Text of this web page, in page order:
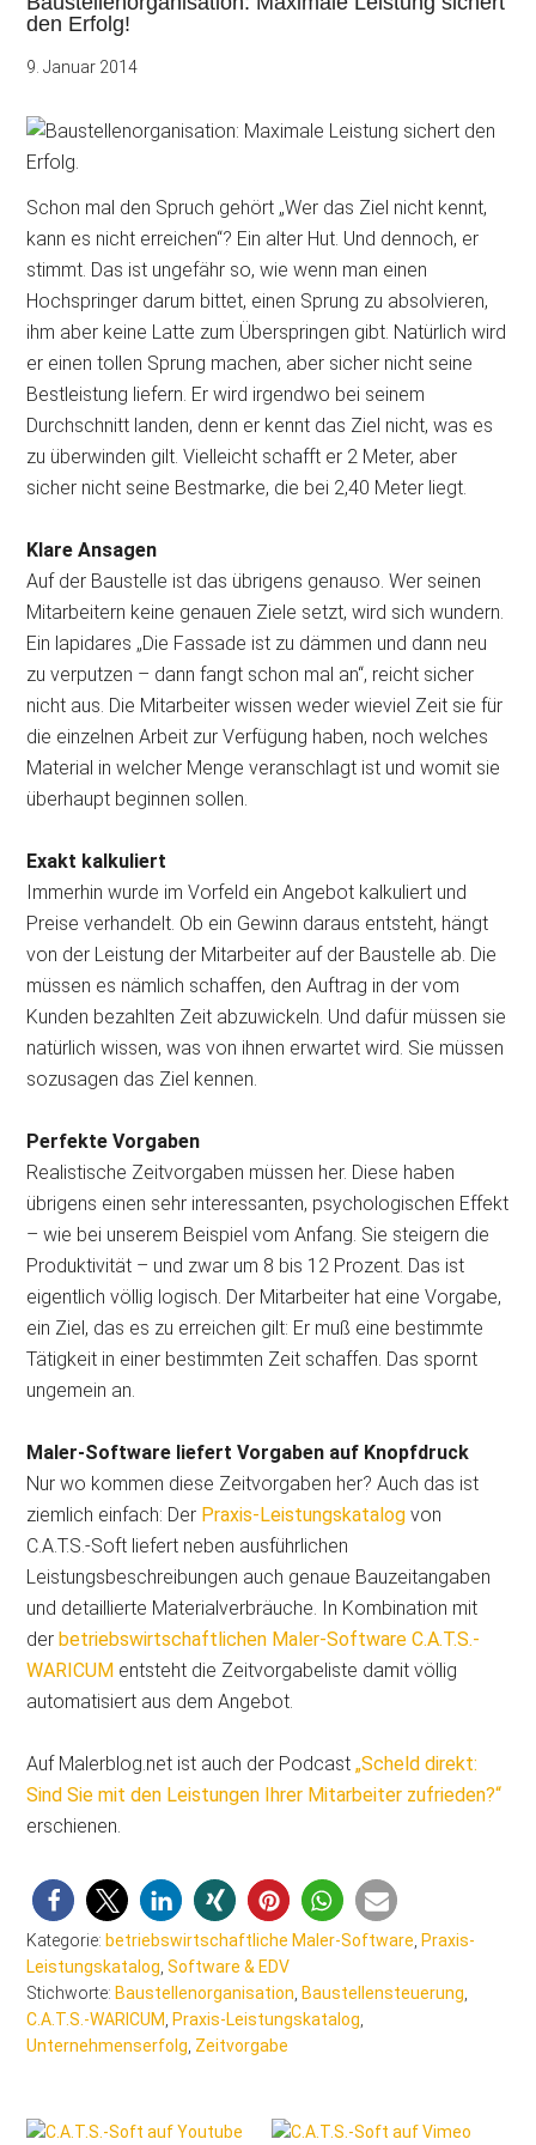
den Erfolg!
9. Januar 2014
Schon mal den Spruch gehört „Wer das Ziel nicht kennt,
kann es nicht erreichen“? Ein alter Hut. Und dennoch, er
stimmt. Das ist ungefähr so, wie wenn man einen
Hochspringer darum bittet, einen Sprung zu absolvieren,
ihm aber keine Latte zum Überspringen gibt. Natürlich wird
er einen tollen Sprung machen, aber sicher nicht seine
Bestleistung liefern. Er wird irgendwo bei seinem
Durchschnitt landen, denn er kennt das Ziel nicht, was es
zu überwinden gilt. Vielleicht schafft er 2 Meter, aber
sicher nicht seine Bestmarke, die bei 2,40 Meter liegt.
Klare Ansagen
Auf der Baustelle ist das übrigens genauso. Wer seinen
Mitarbeitern keine genauen Ziele setzt, wird sich wundern.
Ein lapidares „Die Fassade ist zu dämmen und dann neu
zu verputzen – dann fangt schon mal an“, reicht sicher
nicht aus. Die Mitarbeiter wissen weder wieviel Zeit sie für
die einzelnen Arbeit zur Verfügung haben, noch welches
Material in welcher Menge veranschlagt ist und womit sie
überhaupt beginnen sollen.
Exakt kalkuliert
Immerhin wurde im Vorfeld ein Angebot kalkuliert und
Preise verhandelt. Ob ein Gewinn daraus entsteht, hängt
von der Leistung der Mitarbeiter auf der Baustelle ab. Die
müssen es nämlich schaffen, den Auftrag in der vom
Kunden bezahlten Zeit abzuwickeln. Und dafür müssen sie
natürlich wissen, was von ihnen erwartet wird. Sie müssen
sozusagen das Ziel kennen.
Perfekte Vorgaben
Realistische Zeitvorgaben müssen her. Diese haben
übrigens einen sehr interessanten, psychologischen Effekt
– wie bei unserem Beispiel vom Anfang. Sie steigern die
Produktivität – und zwar um 8 bis 12 Prozent. Das ist
eigentlich völlig logisch. Der Mitarbeiter hat eine Vorgabe,
ein Ziel, das es zu erreichen gilt: Er muß eine bestimmte
Tätigkeit in einer bestimmten Zeit schaffen. Das spornt
ungemein an.
Maler-Software liefert Vorgaben auf Knopfdruck
Nur wo kommen diese Zeitvorgaben her? Auch das ist
ziemlich einfach: Der Praxis-Leistungskatalog von
C.A.T.S.-Soft liefert neben ausführlichen
Leistungsbeschreibungen auch genaue Bauzeitangaben
und detaillierte Materialverbräuche. In Kombination mit
derbetriebswirtschaftlichen Maler-Software C.A.T.S.-
WARICUM entsteht die Zeitvorgabeliste damit völlig
automatisiert aus dem Angebot.
Auf Malerblog.net ist auch der Podcast„Scheld direkt:
Sind Sie mit den Leistungen Ihrer Mitarbeiter zufrieden?“
erschienen.
Kategorie: betriebswirtschaftliche Maler-Software Praxis-
Leistungskatalog ,Software & EDV
Stichworte: Baustellenorganisation Baustellensteuerung
C.A.T.S.-WARICUM
Praxis-Leistungskatalog
Unternehmenserfolg Zeitvorgabe
Seitenspalte